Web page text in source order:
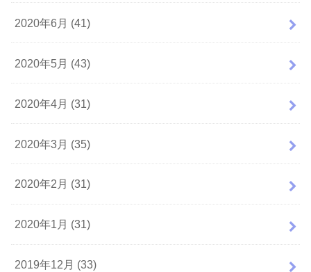
2020年6月 (41)
2020年5月 (43)
2020年4月 (31)
2020年3月 (35)
2020年2月 (31)
2020年1月 (31)
2019年12月 (33)